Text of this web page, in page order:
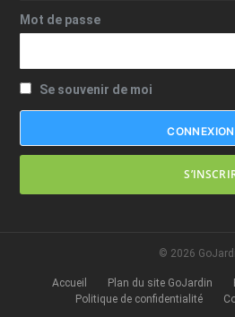
Mot de passe
Se souvenir de moi
© 2026
Accueil Plan du site GoJardin
Politique de confidentialité